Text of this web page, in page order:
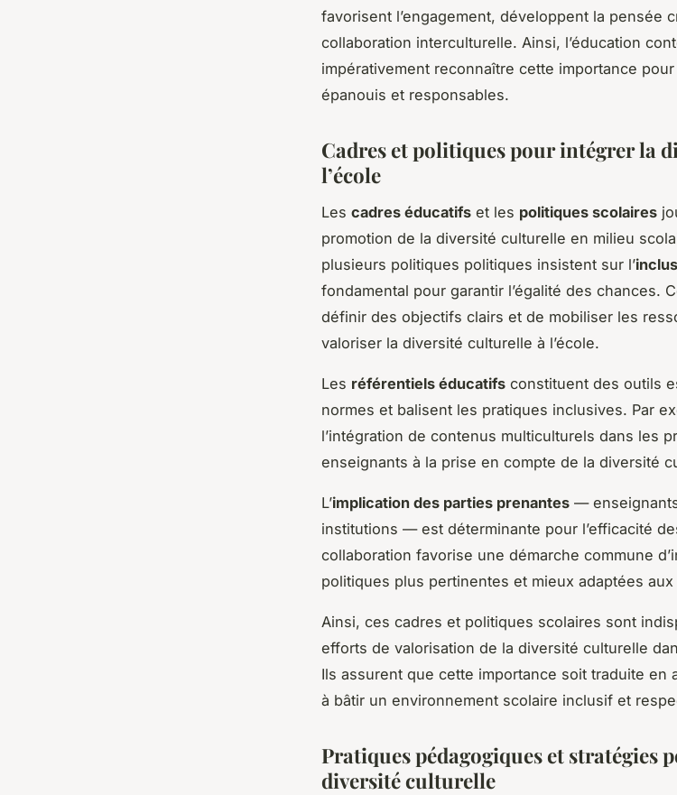
favorisent l’engagement, développent la pensée
collaboration interculturelle. Ainsi, l’éducation
impérativement reconnaître cette importance
épanouis et responsables.
Cadres et politiques pour intégrer la
l’école
Les cadres éducatifs et les politiques scolaires
promotion de la diversité culturelle en milieu
plusieurs politiques politiques insistent sur l’
fondamental pour garantir l’égalité des chances.
définir des objectifs clairs et de mobiliser les
valoriser la diversité culturelle à l’école.
Les référentiels éducatifs constituent des outils
normes et balisent les pratiques inclusives. Par
l’intégration de contenus multiculturels dans les
enseignants à la prise en compte de la diversité
L’implication des parties prenantes —
institutions — est déterminante pour l’efficacité
collaboration favorise une démarche commune
politiques plus pertinentes et mieux adaptées
Ainsi, ces cadres et politiques scolaires sont
efforts de valorisation de la diversité culturelle
Ils assurent que cette importance soit traduite en
à bâtir un environnement scolaire inclusif et
Pratiques pédagogiques et stratégies
diversité culturelle